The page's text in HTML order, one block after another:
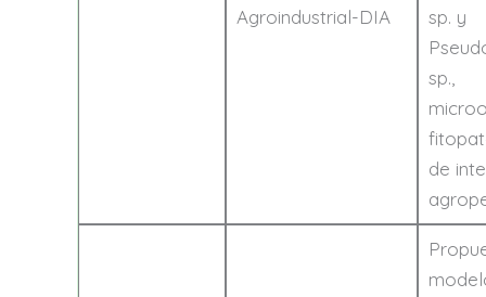
Agroindustrial-DIA
sp. y
sp.,
de